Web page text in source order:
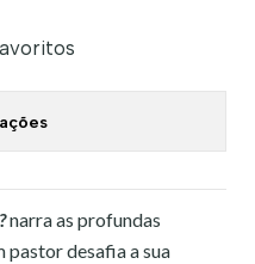
narra as profundas
pastor desafia a sua